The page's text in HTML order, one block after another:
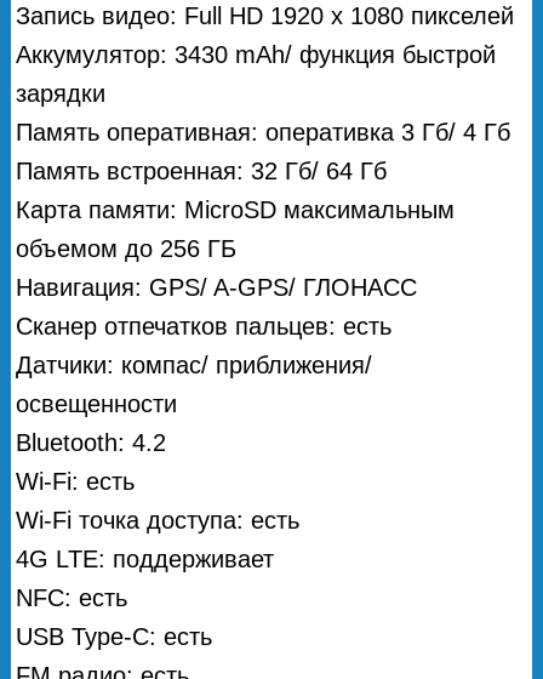
Запись видео: Full HD 1920 х 1080 пикселей
Аккумулятор: 3430 mAh/ функция быстрой
зарядки
Память оперативная: оперативка 3 Гб/ 4 Гб
Память встроенная: 32 Гб/ 64 Гб
Карта памяти: MicroSD максимальным
объемом до 256 ГБ
Навигация: GPS/ A-GPS/ ГЛОНАСС
Сканер отпечатков пальцев: есть
Датчики: компас/ приближения/
освещенности
Bluetooth: 4.2
Wi-Fi: есть
Wi-Fi точка доступа: есть
4G LTE: поддерживает
NFC: есть
USB Type-C: есть